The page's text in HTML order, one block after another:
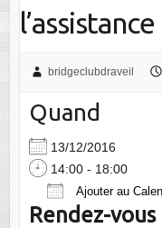
bridgeclubdraveil
Quand
13/12/2016
14:00 - 18:00
Ajouter au
Télécharger ICS
Rendez-